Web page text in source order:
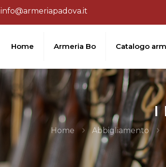
info@armeriapadova.it
Home Armeria Bo Catalogo
I
Home Abbigliamento